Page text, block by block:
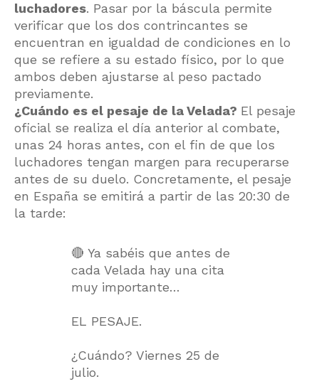
luchadores. Pasar por la báscula permite
verificar que los dos contrincantes se
encuentran en igualdad de condiciones en lo
que se refiere a su estado físico, por lo que
ambos deben ajustarse al peso pactado
previamente.
¿Cuándo es el pesaje de la Velada? El pesaje
oficial se realiza el día anterior al combate,
unas 24 horas antes, con el fin de que los
luchadores tengan margen para recuperarse
antes de su duelo. Concretamente, el pesaje
en España se emitirá a partir de las 20:30 de
la tarde:
🔴 Ya sabéis que antes de
cada Velada hay una cita
muy importante…
EL PESAJE.
¿Cuándo? Viernes 25 de
julio.